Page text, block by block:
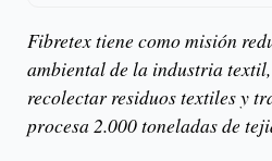
Fibretex tiene como misión
ambiental de la industria
recolectar residuos textiles y
procesa 2.000 toneladas de